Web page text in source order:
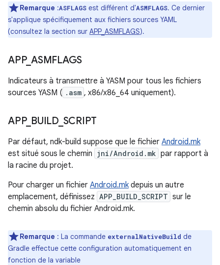
Remarque :ASFLAGS est différent d'ASMFLAGS. Ce dernier
s'applique spécifiquement aux fichiers sources YAML
(consultez la section sur APP_ASMFLAGS).
APP_ ASMFLAGS
Indicateurs à transmettre à YASM pour tous les fichiers
sources YASM ( .asm , x86/x86_64 uniquement).
APP_ BUILD_ SCRIPT
Par défaut, ndk-build suppose que le fichier Android.mk
est situé sous le chemin jni/Android.mk par rapport à
la racine du projet.
Pour charger un fichier Android.mkdepuis un autre
emplacement, définissez APP_BUILD_SCRIPT sur le
chemin absolu du fichier Android.mk.
Remarque : La commande externalNativeBuild de
Gradle effectue cette configuration automatiquement en
fonction de la variable